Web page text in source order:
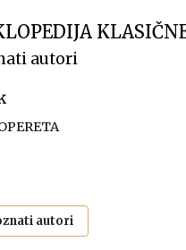
autori
autori